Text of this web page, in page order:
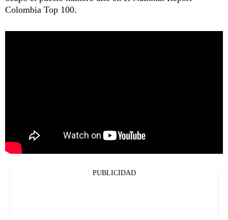
Colombia Top 100.
PUBLICIDAD